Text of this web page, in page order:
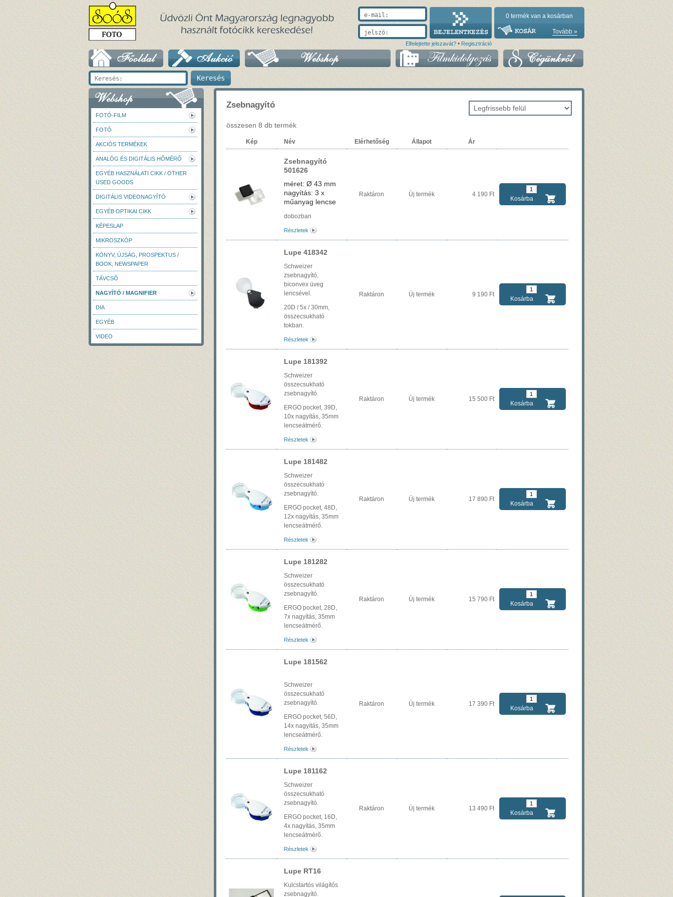
0 termék van a kosárban
Tovább »
e-mail:
jelszó:
Elfelejtette jelszavát?• Regisztráció
FOTÓ-FILM
FOTÓ
AKCIÓS TERMÉKEK
ANALÓG ÉS DIGITÁLIS HŐMÉRŐ
EGYÉB HASZNÁLATI CIKK / OTHER
USED GOODS
DIGITÁLIS VIDEONAGYÍTÓ
EGYÉB OPTIKAI CIKK
KÉPESLAP
MIKROSZKÓP
KÖNYV, ÚJSÁG, PROSPEKTUS /
BOOK, NEWSPAPER
TÁVCSŐ
NAGYÍTÓ / MAGNIFIER
DIA
EGYÉB
VIDEO
Zsebnagyító
összesen 8 db termék
Kép Név Elérhetőség Állapot Ár
Zsebnagyító
501626
méret: Ø 43 mm
nagyítás: 3 x
műanyag lencse
dobozban
Részletek
Raktáron Új termék 4 190 Ft
Kosárba
Lupe 418342
Schweizer
zsebnagyító,
biconvex üveg
lencsével.
20D / 5x / 30mm,
összecsukható
tokban.
Részletek
Raktáron Új termék 9 190 Ft
Kosárba
Lupe 181392
Schweizer
összecsukható
zsebnagyító.
ERGO pocket, 39D,
10x nagyítás, 35mm
lencseátmérő.
Részletek
Raktáron Új termék 15 500 Ft
Kosárba
Lupe 181482
Schweizer
összecsukható
zsebnagyító.
ERGO pocket, 48D,
12x nagyítás, 35mm
lencseátmérő.
Részletek
Raktáron Új termék 17 890 Ft
Kosárba
Lupe 181282
Schweizer
összecsukható
zsebnagyító.
ERGO pocket, 28D,
7x nagyítás, 35mm
lencseátmérő.
Részletek
Raktáron Új termék 15 790 Ft
Kosárba
Lupe 181562
Schweizer
összecsukható
zsebnagyító.
ERGO pocket, 56D,
14x nagyítás, 35mm
lencseátmérő.
Részletek
Raktáron Új termék 17 390 Ft
Kosárba
Lupe 181162
Schweizer
összecsukható
zsebnagyító.
ERGO pocket, 16D,
4x nagyítás, 35mm
lencseátmérő.
Részletek
Raktáron Új termék 13 490 Ft
Kosárba
Lupe RT16
Kulcstartós világítós
zsebnagyító.